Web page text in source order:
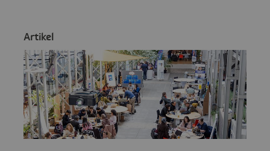
Artikel